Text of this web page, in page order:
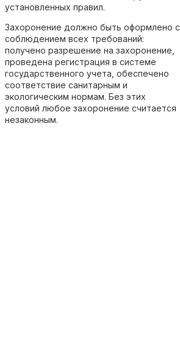
установленных правил.
Захоронение должно быть оформлено с
соблюдением всех требований:
получено разрешение на захоронение,
проведена регистрация в системе
государственного учета, обеспечено
соответствие санитарным и
экологическим нормам. Без этих
условий любое захоронение считается
незаконным.